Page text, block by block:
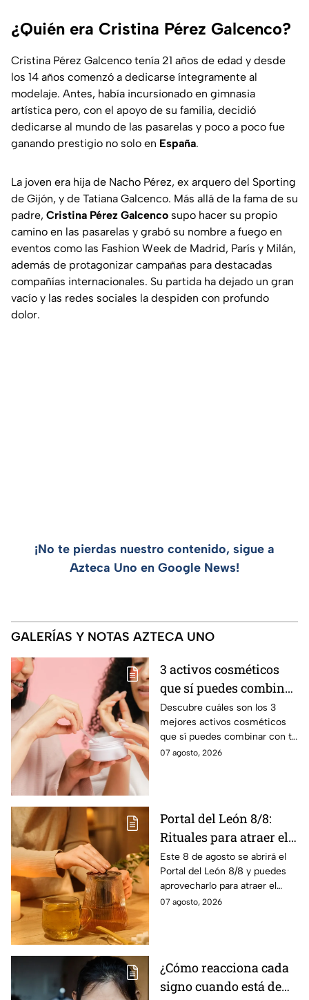
¿Quién era Cristina Pérez Galcenco?
Cristina Pérez Galcenco tenía 21 años de edad y desde
los 14 años comenzó a dedicarse íntegramente al
modelaje. Antes, había incursionado en gimnasia
artística pero, con el apoyo de su familia, decidió
dedicarse al mundo de las pasarelas y poco a poco fue
ganando prestigio no solo en España.
La joven era hija de Nacho Pérez, ex arquero del Sporting
de Gijón, y de Tatiana Galcenco. Más allá de la fama de su
padre, Cristina Pérez Galcenco supo hacer su propio
camino en las pasarelas y grabó su nombre a fuego en
eventos como las Fashion Week de Madrid, París y Milán,
además de protagonizar campañas para destacadas
compañías internacionales. Su partida ha dejado un gran
vacío y las redes sociales la despiden con profundo
dolor.
¡No te pierdas nuestro contenido, sigue a
Azteca Uno en Google News!
GALERÍAS Y NOTAS AZTECA UNO
3 activos cosméticos
que sí puedes combinar
con tu suero de
vitamina C sin riesgo
de manchas
Descubre cuáles son los 3
mejores activos cosméticos
que sí puedes combinar con tu
suero de vitamina C sin riesgo
07 agosto, 2026
Portal del León 8/8:
Rituales para atraer el
amor este 8 de agosto
Este 8 de agosto se abrirá el
Portal del León 8/8 y puedes
aprovecharlo para atraer el
amor con estos sencillos
07 agosto, 2026
¿Cómo reacciona cada
signo cuando está de